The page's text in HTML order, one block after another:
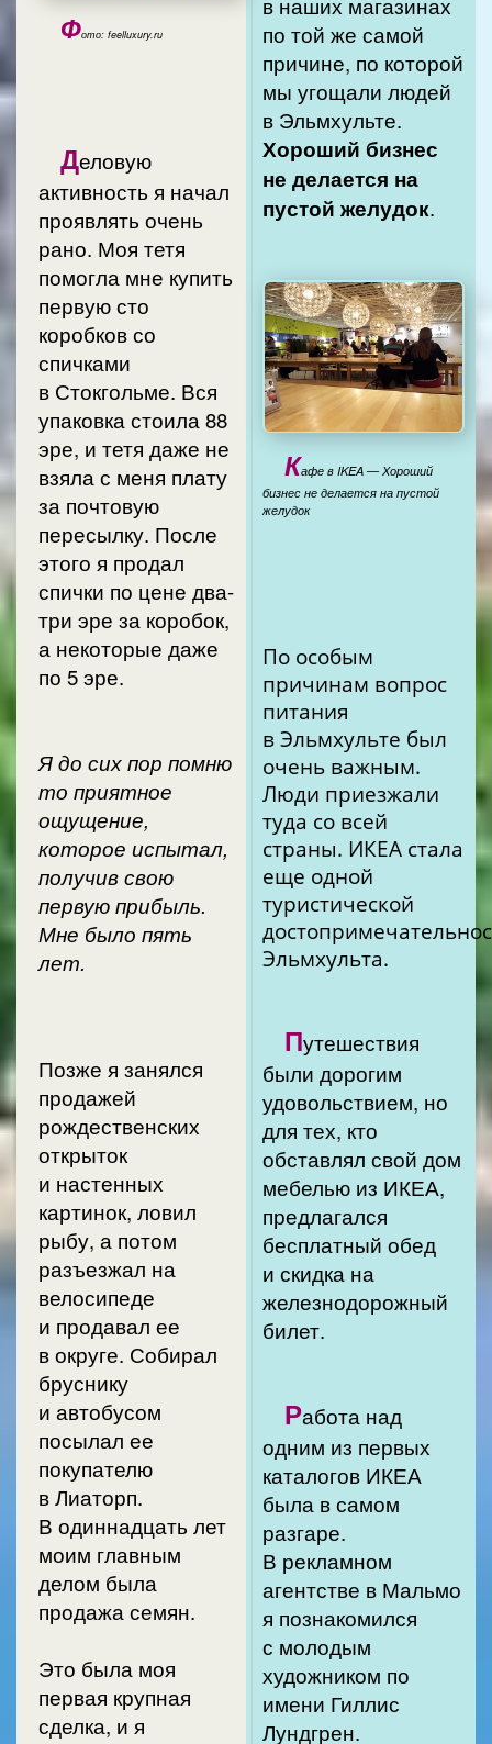
Фото: feelluxury.ru
Деловую
активность я начал
проявлять очень
рано. Моя тетя
помогла мне купить
первую сто
коробков со
спичками
в Стокгольме. Вся
упаковка стоила 88
эре, и тетя даже не
взяла с меня плату
за почтовую
пересылку. После
этого я продал
спички по цене два-
три эре за коробок,
а некоторые даже
по 5 эре.
Я до сих пор помню
то приятное
ощущение,
которое испытал,
получив свою
первую прибыль.
Мне было пять
лет.
Позже я занялся
продажей
рождественских
открыток
и настенных
картинок, ловил
рыбу, а потом
разъезжал на
велосипеде
и продавал ее
в округе. Собирал
бруснику
и автобусом
посылал ее
покупателю
в Лиаторп.
В одиннадцать лет
моим главным
делом была
продажа семян.
Это была моя
первая крупная
сделка, и я
в наших магазинах
по той же самой
причине, по которой
мы угощали людей
в Эльмхульте.
Хороший бизнес
не делается на
пустой желудок.
Кафе в IKEA — Хороший
бизнес не делается на пустой
желудок
По особым
причинам вопрос
питания
в Эльмхульте был
очень важным.
Люди приезжали
туда со всей
страны. ИКЕА стала
еще одной
туристической
Эльмхульта.
Путешествия
были дорогим
удовольствием, но
для тех, кто
обставлял свой дом
мебелью из ИКЕА,
предлагался
бесплатный обед
и скидка на
железнодорожный
билет.
Работа над
одним из первых
каталогов ИКЕА
была в самом
разгаре.
В рекламном
агентстве в Мальмо
я познакомился
с молодым
художником по
имени Гиллис
Лундгрен.